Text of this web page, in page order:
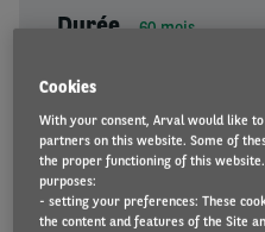
Durée 60 mois
60
Kilométrage 10000
10000
Cookies
With your consent, Arval would like
partners on this website. Some of
the proper functioning of this
purposes:
- setting your preferences: These
the content and features of the Site